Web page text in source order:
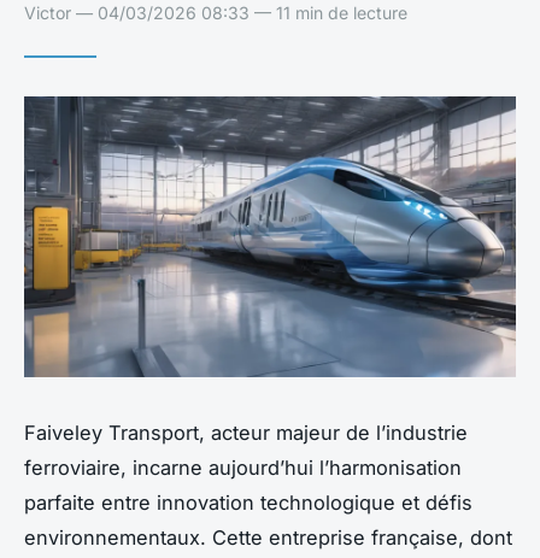
Victor — 04/03/2026 08:33 — 11 min de lecture
Faiveley Transport, acteur majeur de l’industrie
ferroviaire, incarne aujourd’hui l’harmonisation
parfaite entre innovation technologique et défis
environnementaux. Cette entreprise française, dont